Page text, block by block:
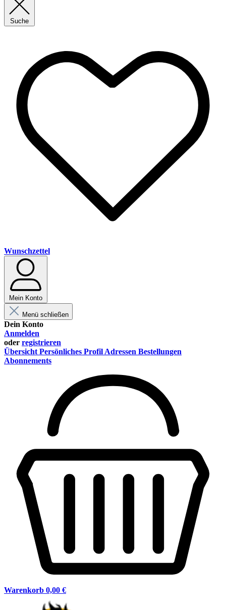
Suche
Wunschzettel
Mein Konto
Menü schließen
Dein Konto
Anmelden
oder registrieren
Übersicht Persönliches Profil Adressen Bestellungen
Abonnements
Warenkorb 0,00 €